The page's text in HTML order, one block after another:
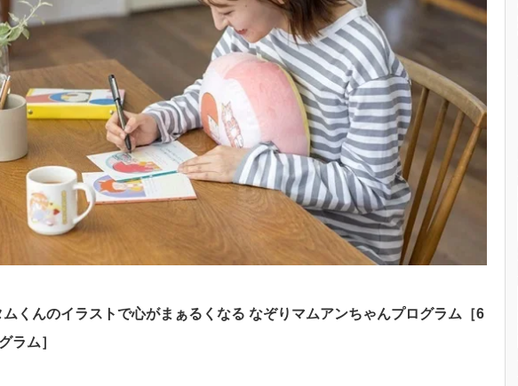
ムくんのイラストで心がまぁるくなる なぞりマムアンちゃんプログラム［6
ラム］